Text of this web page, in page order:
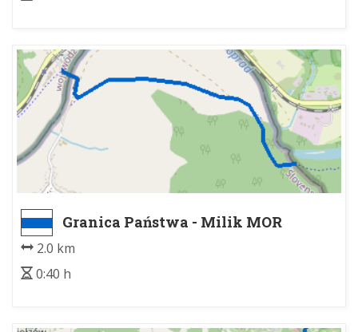
Granica Państwa - Milik MOR
2.0 km
0:40 h